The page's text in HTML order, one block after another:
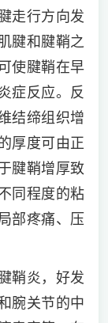
走行方向发
腱和腱鞘之
使腱鞘在早
症反应。反
结缔组织增
厚度可由正
腱鞘增厚致
同程度的粘
部疼痛、压
鞘炎，好发
腕关节的中